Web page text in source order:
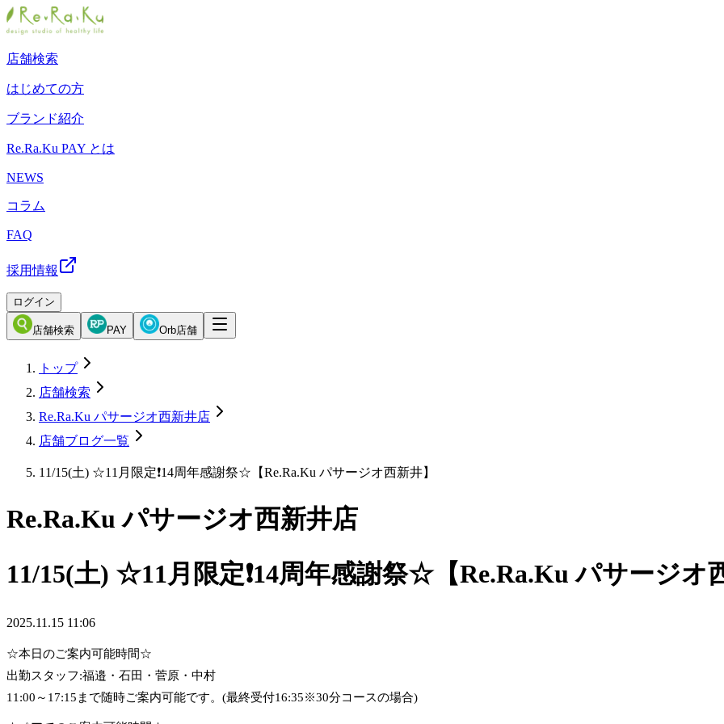
店舗検索
はじめての方
ブランド紹介
Re.Ra.Ku PAY とは
NEWS
コラム
FAQ
採用情報
ログイン
店舗検索 PAY Orb店舗
トップ
店舗検索
Re.Ra.Ku パサージオ西新井店
店舗ブログ一覧
11/15(土) ☆11月限定❗️14周年感謝祭☆【Re.Ra.Ku パサージオ西新井】
Re.Ra.Ku パサージオ西新井店
11/15(土) ☆11月限定❗️14周年感謝祭☆【Re.Ra.Ku パサージオ
2025.11.15 11:06
☆本日のご案内可能時間☆
出勤スタッフ:福邉・石田・菅原・中村
11:00～17:15まで随時ご案内可能です。(最終受付16:35※30分コースの場合)